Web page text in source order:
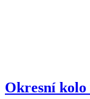
Okresní kolo